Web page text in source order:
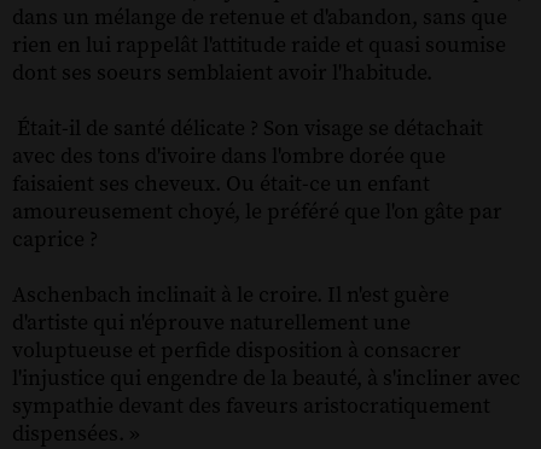
dans un mélange de retenue et d'abandon, sans que
rien en lui rappelât l'attitude raide et quasi soumise
dont ses soeurs semblaient avoir l'habitude.
Était-il de santé délicate ? Son visage se détachait
avec des tons d'ivoire dans l'ombre dorée que
faisaient ses cheveux. Ou était-ce un enfant
amoureusement choyé, le préféré que l'on gâte par
caprice ?
Aschenbach inclinait à le croire. Il n'est guère
d'artiste qui n'éprouve naturellement une
voluptueuse et perfide disposition à consacrer
l'injustice qui engendre de la beauté, à s'incliner avec
sympathie devant des faveurs aristocratiquement
dispensées. »